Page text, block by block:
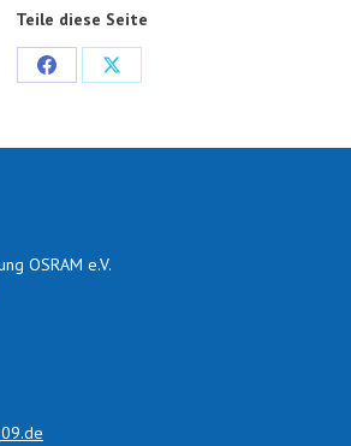
Teile diese Seite
Share
Facebook
Share
X
OSRAM e.V.